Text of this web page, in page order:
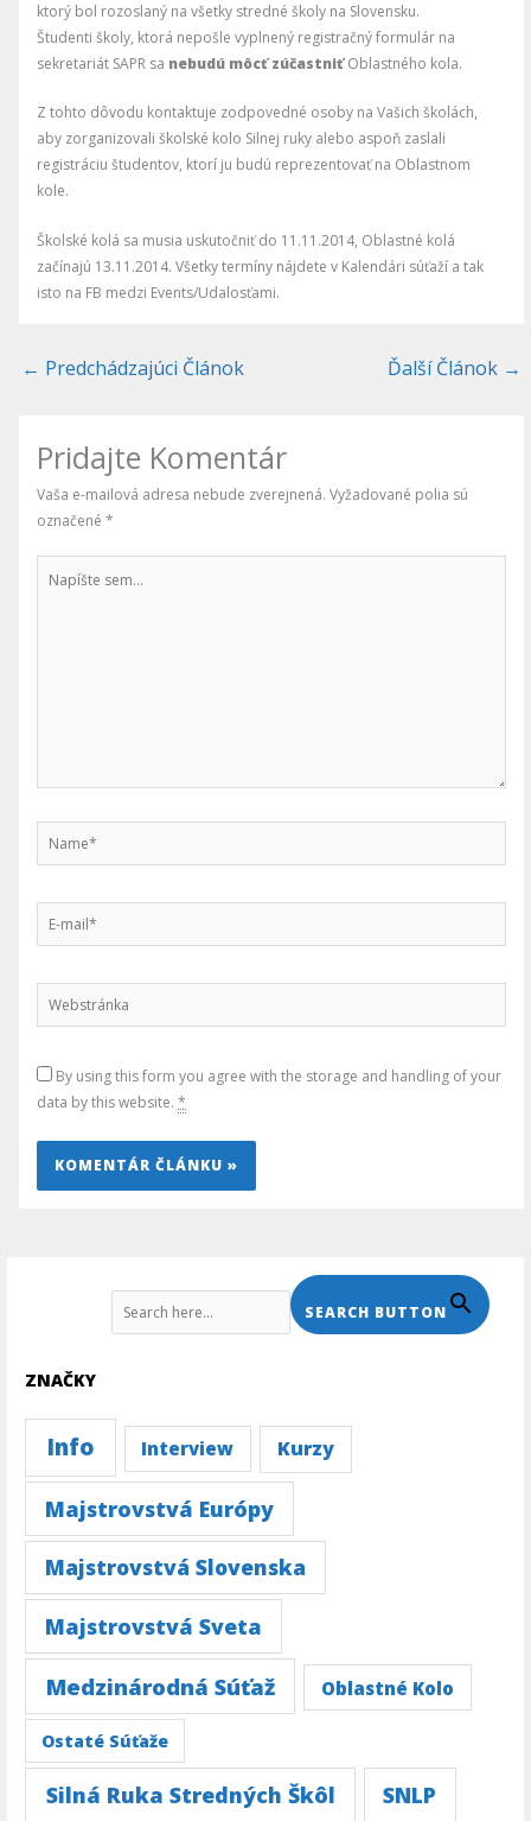
ktorý bol rozoslaný na všetky stredné školy na Slovensku.
Študenti školy, ktorá nepošle vyplnený registračný formulár na
sekretariát SAPR sa nebudú môcť zúčastniťOblastného kola.
Z tohto dôvodu kontaktuje zodpovedné osoby na Vašich školách,
aby zorganizovali školské kolo Silnej ruky alebo aspoň zaslali
registráciu študentov, ktorí ju budú reprezentovať na Oblastnom
kole.
Školské kolá sa musia uskutočniť do 11.11.2014, Oblastné kolá
začínajú 13.11.2014. Všetky termíny nájdete v Kalendári súťaží a tak
isto na FB medzi Events/Udalosťami.
← Predchádzajúci Článok Ďalší Článok →
Pridajte Komentár
Vaša e-mailová adresa nebude zverejnená. Vyžadované polia sú
označené*
sem...
Webstránka
By using this form you agree with the storage and handling of your
data by this website.*
SEARCH BUTTON
ZNAČKY
Info Interview Kurzy
Majstrovstvá Európy
Majstrovstvá Slovenska
Majstrovstvá Sveta
Medzinárodná Súťaž Oblastné Kolo
Ostaté Súťaže
Silná Ruka Stredných Škôl SNLP